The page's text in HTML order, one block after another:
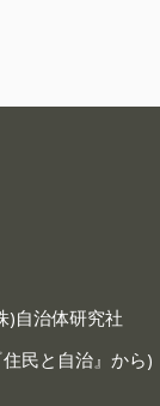
)自治体研究社
住民と自治』から)